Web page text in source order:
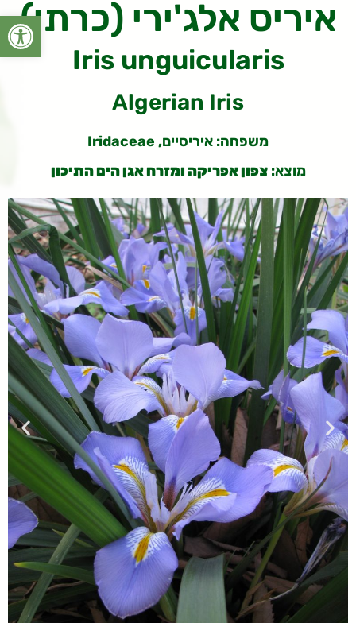
פתח
איריס אלג'ירי (כרתי)
Iris unguicularis
Algerian Iris
משפחה: איריסיים, Iridaceae
מוצא:צפון אפריקה ומזרח אגן הים התיכון